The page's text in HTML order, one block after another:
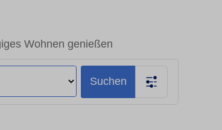
Wohnen genießen
Suchen